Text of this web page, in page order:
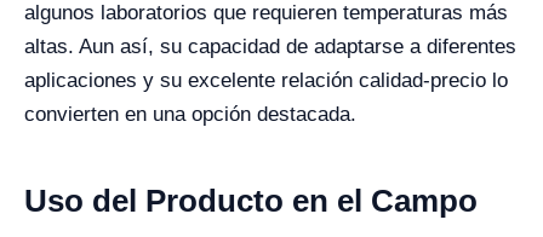
algunos laboratorios que requieren temperaturas más
altas. Aun así, su capacidad de adaptarse a diferentes
aplicaciones y su excelente relación calidad-precio lo
convierten en una opción destacada.
Uso del Producto en el Campo